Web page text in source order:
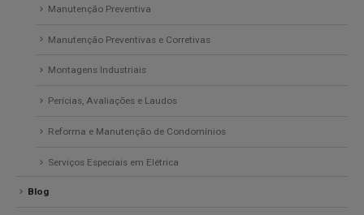
Manutenção Preventiva
Manutenção Preventivas e Corretivas
Montagens Industriais
Perícias, Avaliações e Laudos
Reforma e Manutenção de Condomínios
Serviços Especiais em Elétrica
Blog